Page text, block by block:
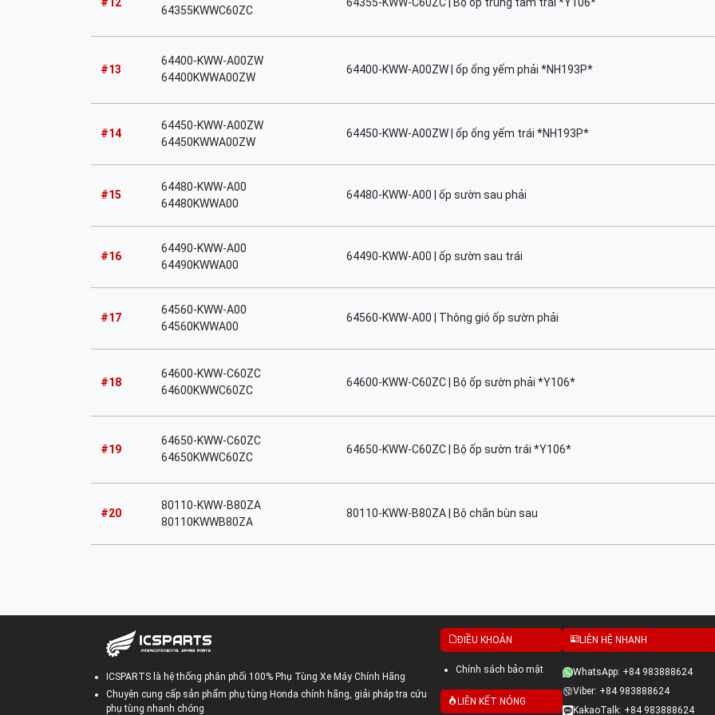
64355KWWC60ZC
#13
64400-KWW-A00ZW
64400KWWA00ZW
64400-KWW-A00ZW | ốp ống yếm phải *NH193P*
#14
64450-KWW-A00ZW
64450KWWA00ZW
64450-KWW-A00ZW | ốp ống yếm trái *NH193P*
#15
64480-KWW-A00
64480KWWA00
64480-KWW-A00 | ốp sườn sau phải
#16
64490-KWW-A00
64490KWWA00
64490-KWW-A00 | ốp sườn sau trái
#17
64560-KWW-A00
64560KWWA00
64560-KWW-A00 | Thông gió ốp sườn phải
#18
64600-KWW-C60ZC
64600KWWC60ZC
64600-KWW-C60ZC | Bộ ốp sườn phải *Y106*
#19
64650-KWW-C60ZC
64650KWWC60ZC
64650-KWW-C60ZC | Bộ ốp sườn trái *Y106*
#20
80110-KWW-B80ZA
80110KWWB80ZA
80110-KWW-B80ZA | Bộ chắn bùn sau
ICSPARTS là hệ thống phân phối 100% Phụ Tùng Xe Máy Chính Hãng
Chuyên cung cấp sản phẩm phụ tùng Honda chính hãng, giải pháp tra cứu
phụ tùng nhanh chóng
ĐIỀU KHOẢN
Chính sách bảo mật
LIÊN KẾT NÓNG
LIÊN HỆ NHANH
WhatsApp: +84 983888624
Viber: +84 983888624
KakaoTalk: +84 983888624